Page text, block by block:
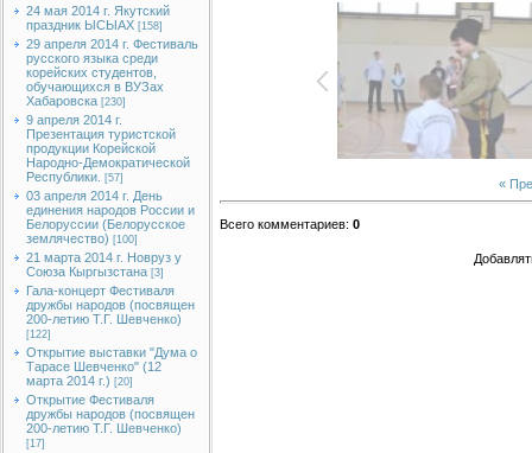
24 мая 2014 г. Якутский
праздник ЫСЫАХ [158]
29 апреля 2014 г. Фестиваль
русского языка среди
корейских студентов,
обучающихся в ВУЗах
Хабаровска [230]
9 апреля 2014 г.
Презентация туристской
продукции Корейской
Народно-Демократической
Республики.
[57]
03 апреля 2014 г. День
единения народов России и
Белоруссии (Белорусское
землячество) [100]
21 марта 2014 г. Новруз у
Союза Кыргызстана [3]
Гала-концерт Фестиваля
дружбы народов (посвящен
200-летию Т.Г. Шевченко)
[122]
Открытие выставки "Дума о
Тарасе Шевченко" (12
марта 2014 г.) [20]
Открытие Фестиваля
дружбы народов (посвящен
200-летию Т.Г. Шевченко)
[17]
«
Всего комментариев: 0